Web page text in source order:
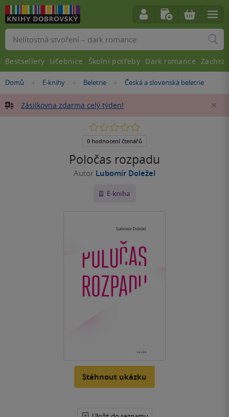
Nacházíte
zde:
Domů »
E-knihy »
Beletrie »
Česká a slovenská beletrie
Zásilkovna zdarma celý týden!
Poločas rozpadu
Autor Lubomír Doležel
E-kniha
Stáhnout ukázku
0.0
5
0 hodnocení čtenářů
Vyhledávání
Bestsellery Učebnice Školní potřeby Dark romance